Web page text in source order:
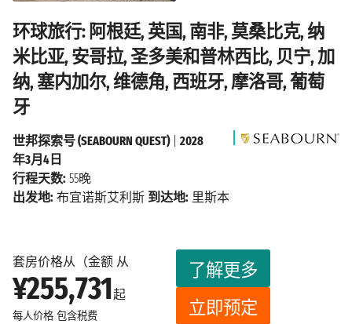
环球旅行: 阿根廷, 英国, 南非, 莫桑比克, 纳
米比亚, 安哥拉, 圣多美和普林西比, 贝宁, 加
纳, 塞内加尔, 维德角, 西班牙, 摩洛哥, 葡萄
牙
套房价格从（金额 从
¥255,731起
每人价格 包含税费
了解更多
立即预定
世邦探索号 (SEABOURN QUEST)| 2028
年3月4日
行程天数: 55晚
出发地: 布宜诺斯艾利斯 到达地: 里斯本